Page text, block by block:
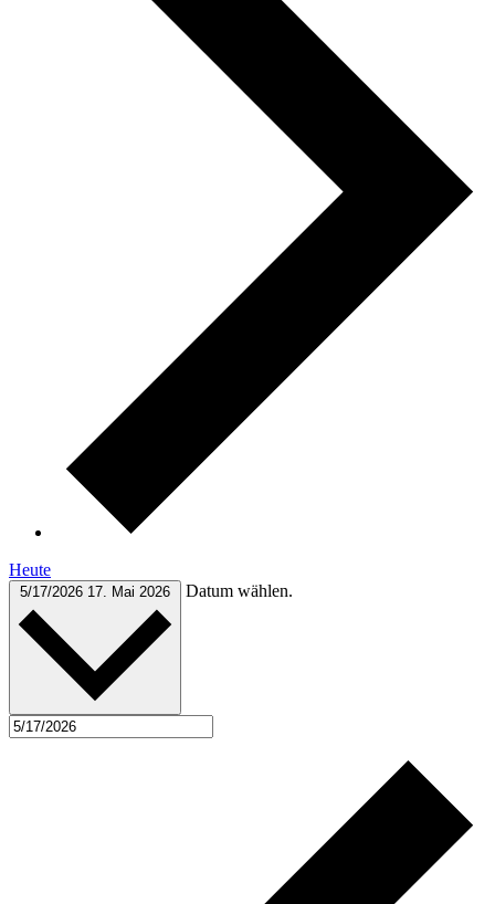
Heute
5/17/2026 17. Mai 2026 Datum wählen.